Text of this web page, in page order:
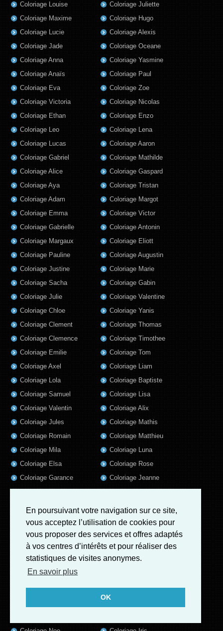
En poursuivant votre navigation sur ce site,
vous acceptez l’utilisation de cookies pour
vous proposer des services et offres adaptés
à vos centres d’intérêts et pour réaliser des
statistiques de visites anonymes.
En savoir plus
OK
Coloriage Louise
Coloriage Maxime
Coloriage Lucie
Coloriage Jade
Coloriage Anna
Coloriage Anaïs
Coloriage Eva
Coloriage Victoria
Coloriage Ethan
Coloriage Leo
Coloriage Lucas
Coloriage Gabriel
Coloriage Alice
Coloriage Aya
Coloriage Adam
Coloriage Emma
Coloriage Gabrielle
Coloriage Juliette
Coloriage Hugo
Coloriage Alexis
Coloriage Oceane
Coloriage Yasmine
Coloriage Paul
Coloriage Zoe
Coloriage Nicolas
Coloriage Enzo
Coloriage Lena
Coloriage Aaron
Coloriage Mathilde
Coloriage Gaspard
Coloriage Tristan
Coloriage Margot
Coloriage Victor
Coloriage Antonin
Coloriage Margaux
Coloriage Pauline
Coloriage Justine
Coloriage Sacha
Coloriage Julie
Coloriage Chloe
Coloriage Clement
Coloriage Clemence
Coloriage Emilie
Coloriage Axel
Coloriage Lola
Coloriage Samuel
Coloriage Valentin
Coloriage Jules
Coloriage Romain
Coloriage Mila
Coloriage Elsa
Coloriage Garance
Coloriage Marius
Coloriage Louis
Coloriage Eleonore
Coloriage Ava
Coloriage Simon
Coloriage Julien
Coloriage Lina
Coloriage Eliott
Coloriage Augustin
Coloriage Marie
Coloriage Gabin
Coloriage Valentine
Coloriage Yanis
Coloriage Thomas
Coloriage Timothee
Coloriage Tom
Coloriage Liam
Coloriage Baptiste
Coloriage Lisa
Coloriage Alix
Coloriage Mathis
Coloriage Matthieu
Coloriage Luna
Coloriage Rose
Coloriage Jeanne
Coloriage Benjamin
Coloriage Salome
Coloriage Matteo
Coloriage Ulysse
Coloriage Martin
Coloriage Heloïse